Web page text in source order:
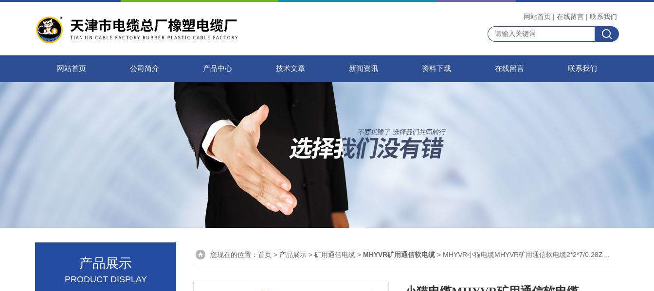
网站首页 | 在线留言 | 联系我们
网站首页 公司简介 产品中心 技术文章 新闻资讯 资料下载 在线留言 联系我们
产品展示
PRODUCT DISPLAY
您现在的位置： 首页 > 产品展示 > 矿用通信电缆 > MHYVR矿用通信软电缆> MHYVR小猫电缆MHYVR矿用通信软电缆2*2*7/0.28Z低报价